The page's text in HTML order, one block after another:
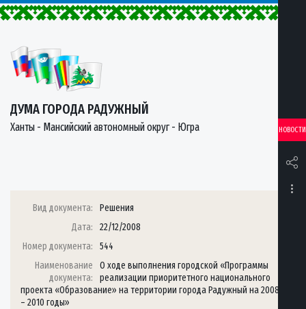
ДУМА ГОРОДА РАДУЖНЫЙ
Ханты - Мансийский автономный округ - Югра НОВОСТИ
Вид документа:
Решения
Дата:
22/12/2008
Номер документа:
544
Наименование
документа:
О ходе выполнения городской «Программы
реализации приоритетного национального
проекта «Образование» на территории города Радужный на 2008
– 2010 годы»